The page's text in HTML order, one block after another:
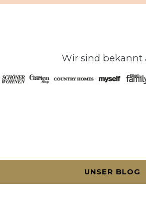
Wir sind bekannt
UNSER BLOG